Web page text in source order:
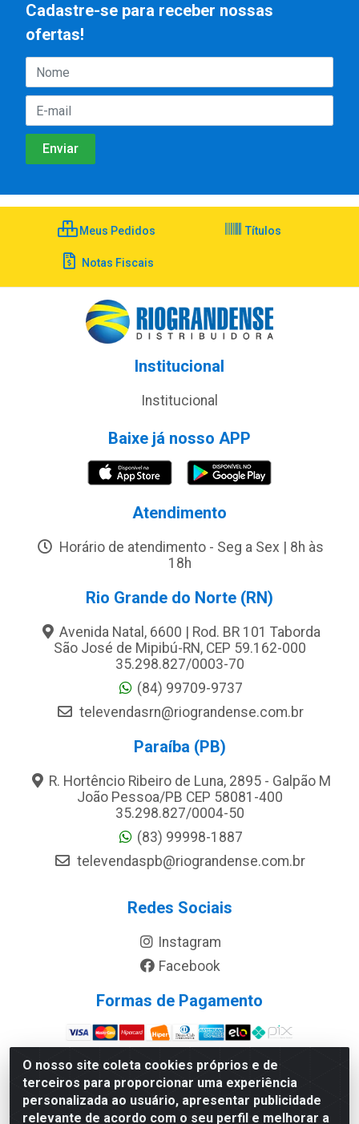
O nosso site coleta cookies próprios e de
terceiros para proporcionar uma experiência
personalizada ao usuário, apresentar publicidade
relevante de acordo com o seu perfil e melhorar a
Cadastre-se para receber nossas
ofertas!
Meus Pedidos Títulos
Notas Fiscais
Institucional
Institucional
Baixe já nosso APP
Atendimento
Horário de atendimento - Seg a Sex | 8h às
18h
Rio Grande do Norte (RN)
Avenida Natal, 6600 | Rod. BR 101 Taborda
São José de Mipibú-RN, CEP 59.162-000
35.298.827/0003-70
(84) 99709-9737
televendasrn@riograndense.com.br
Paraíba (PB)
R. Hortêncio Ribeiro de Luna, 2895 - Galpão M
João Pessoa/PB CEP 58081-400
35.298.827/0004-50
(83) 99998-1887
televendaspb@riograndense.com.br
Redes Sociais
Instagram
Facebook
Formas de Pagamento
Site Seguro